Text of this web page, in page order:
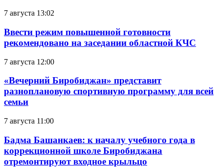
7 августа 13:02
Ввести режим повышенной готовности
рекомендовано на заседании областной КЧС
7 августа 12:00
«Вечерний Биробиджан» представит
разноплановую спортивную программу для всей
семьи
7 августа 11:00
Бадма Башанкаев: к началу учебного года в
коррекционной школе Биробиджана
отремонтируют входное крыльцо